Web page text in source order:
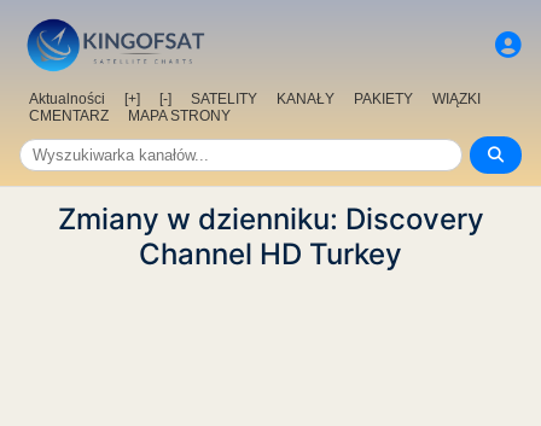
Aktualności [+] [-] SATELITY KANAŁY PAKIETY
WIĄZKI
CMENTARZ
MAPA STRONY
Zmiany w dzienniku: Discovery
Channel HD Turkey